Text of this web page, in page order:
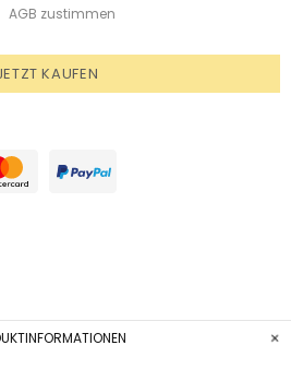
AGB zustimmen
KAUFEN